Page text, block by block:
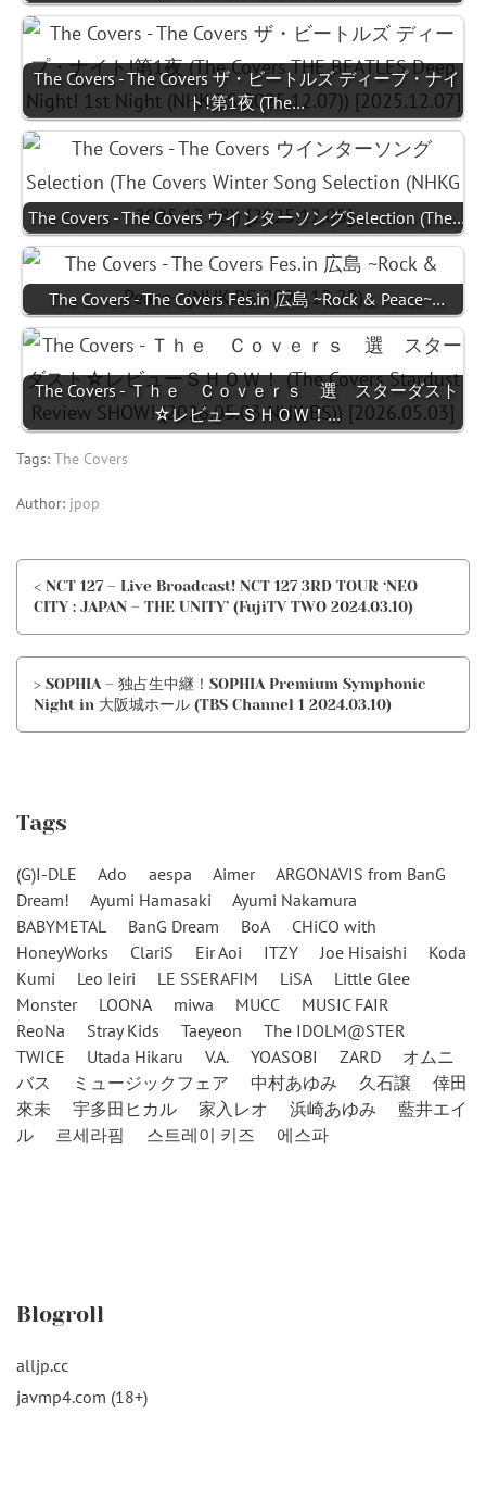
The Covers - The Covers ザ・ビートルズ ディープ・ナイ
ト!第1夜 (The…
The Covers - The Covers ウインターソングSelection (The…
The Covers - The Covers Fes.in 広島 ~Rock & Peace~…
The Covers - Ｔｈｅ Ｃｏｖｅｒｓ 選 スターダスト
☆レビューＳＨＯＷ！…
Tags: The Covers
Author: jpop
< NCT 127 – Live Broadcast! NCT 127 3RD TOUR ‘NEO
CITY : JAPAN – THE UNITY’ (FujiTV TWO 2024.03.10)
> SOPHIA – 独占生中継！SOPHIA Premium Symphonic
Night in 大阪城ホール (TBS Channel 1 2024.03.10)
Tags
(G)I-DLE Ado aespa Aimer
ARGONAVIS from BanG
Dream!
Ayumi Hamasaki
Ayumi Nakamura
BABYMETAL
BanG Dream BoA
CHiCO with
HoneyWorks
ClariS Eir Aoi ITZY Joe Hisaishi
Koda
Kumi
Leo Ieiri LE SSERAFIM LiSA
Little Glee
Monster
LOONA miwa MUCC
MUSIC FAIR
ReoNa
Stray Kids Taeyeon
The IDOLM@STER
TWICE
Utada Hikaru V.A. YOASOBI ZARD
オムニ
バス
ミュージックフェア 中村あゆみ 久石譲
倖田
來未
宇多田ヒカル 家入レオ 浜崎あゆみ
藍井エイ
ル
르세라핌 스트레이 키즈 에스파
Blogroll
alljp.cc
javmp4.com (18+)